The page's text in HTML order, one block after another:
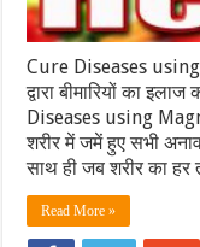
Cure Diseases
द्वारा बीमारियों का
Diseases using
शरीर में जमें हुए सभी
साथ ही जब शरीर का
Read More »